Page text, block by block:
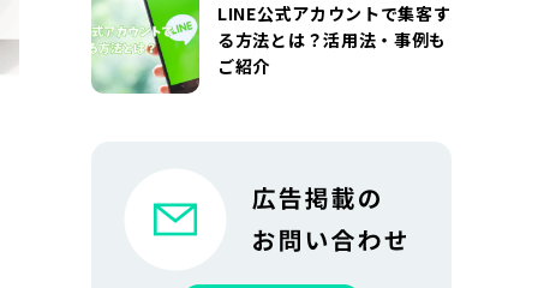
LINE公式アカウントで集客す
る方法とは？活用法・事例も
ご紹介